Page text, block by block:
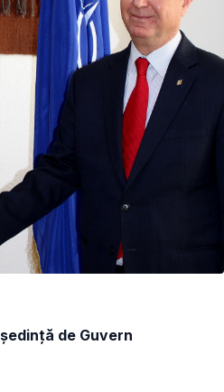
ședință de Guvern